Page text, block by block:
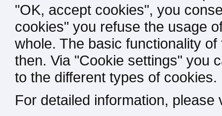
"OK, accept cookies", you
cookies" you refuse the usage
whole. The basic functionality
then. Via "Cookie settings" you
to the different types of cookies.
For detailed information,